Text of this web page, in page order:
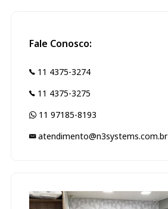
Fale Conosco:
11 4375-3274
11 4375-3275
11 97185-8193
atendimento@n3systems.com.br